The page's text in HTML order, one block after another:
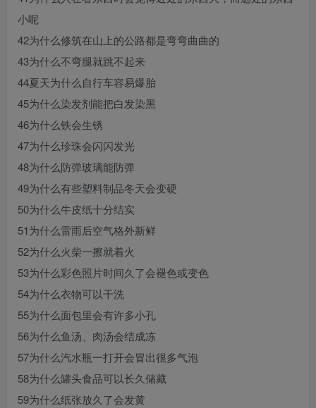
小呢
42为什么修筑在山上的公路都是弯弯曲曲的
43为什么不弯腿就跳不起来
44夏天为什么自行车容易爆胎
45为什么染发剂能把白发染黑
46为什么铁会生锈
47为什么珍珠会闪闪发光
48为什么防弹玻璃能防弹
49为什么有些塑料制品冬天会变硬
50为什么牛皮纸十分结实
51为什么雷雨后空气格外新鲜
52为什么火柴一擦就着火
53为什么彩色照片时间久了会褪色或变色
54为什么衣物可以干洗
55为什么面包里会有许多小孔
56为什么鱼汤、肉汤会结成冻
57为什么汽水瓶一打开会冒出很多气泡
58为什么罐头食品可以长久储藏
59为什么纸张放久了会发黄